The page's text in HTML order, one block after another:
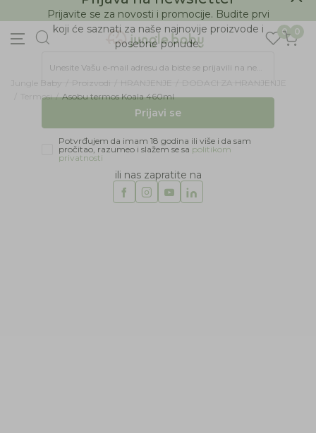
BESPLATNA ISPORUKA Paketa preko 4.000 RSD
0 0
Jungle Baby Proizvodi HRANJENJE
DODACI ZA HRANJENJE
Termosi
Asobu termos Koala 460ml
Prijava na newsletter
Prijavite se za novosti i promocije. Budite prvi
koji će saznati za naše najnovije proizvode i
posebne ponude.
Prijavi se
Potvrđujem da imam 18 godina ili više i da sam
pročitao, razumeo i slažem se sapolitikom
ili nas zapratite na